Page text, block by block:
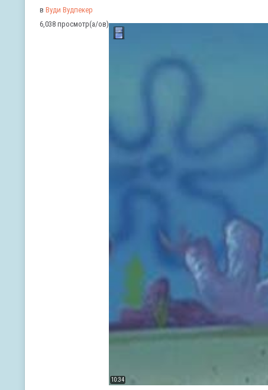
в Вуди Вудпекер
6,038 просмотр(а/ов)
10:34